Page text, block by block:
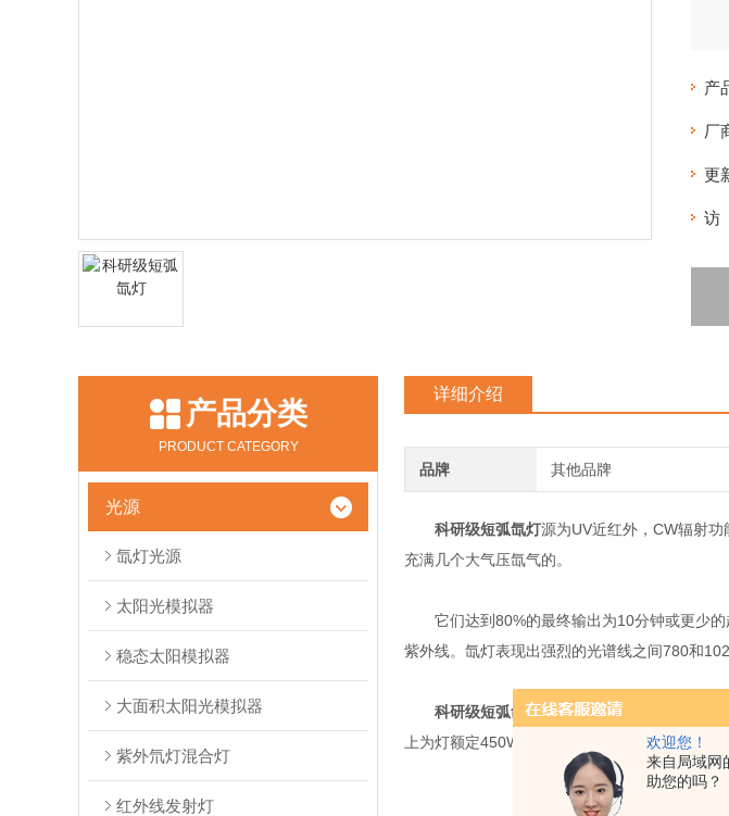
欢迎您！
来自局域网
助您的吗？
产
厂
更
访
产品分类
PRODUCT CATEGORY
光源
氙灯光源
太阳光模拟器
稳态太阳模拟器
大面积太阳光模拟器
紫外氘灯混合灯
红外线发射灯
详细介绍
品牌 其他品牌
科研级短弧氙灯源为UV近红外，CW辐射
充满几个大气压氙气的。
它们达到80%的最终输出为10分钟或更少的
紫外线。氙灯表现出强烈的光谱线之间780和
科研级短弧氙灯源都是用从150到450瓦额
上为灯额定450W。